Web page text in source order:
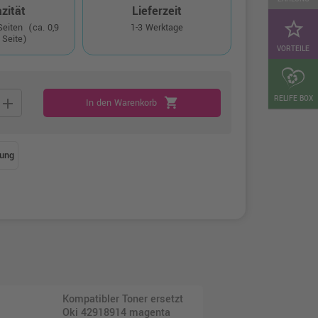
star_border
VORTEILE
RELIFE BOX
(ca. 0,9
Lieferzeit
1-3 Werktage
add In den Warenkorb shopping_cart
Kompatibler Toner ersetzt
Oki 42918914 magenta